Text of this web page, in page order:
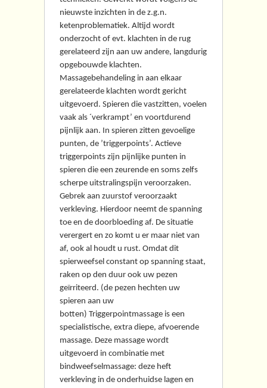
nieuwste inzichten in de z.g.n.
ketenproblematiek. Altijd wordt
onderzocht of evt. klachten in de rug
gerelateerd zijn aan uw andere, langdurig
opgebouwde klachten.
Massagebehandeling in aan elkaar
gerelateerde klachten wordt gericht
uitgevoerd. Spieren die vastzitten, voelen
vaak als ´verkrampt’ en voortdurend
pijnlijk aan. In spieren zitten gevoelige
punten, de ’triggerpoints’. Actieve
triggerpoints zijn pijnlijke punten in
spieren die een zeurende en soms zelfs
scherpe uitstralingspijn veroorzaken.
Gebrek aan zuurstof veroorzaakt
verkleving. Hierdoor neemt de spanning
toe en de doorbloeding af. De situatie
verergert en zo komt u er maar niet van
af, ook al houdt u rust. Omdat dit
spierweefsel constant op spanning staat,
raken op den duur ook uw pezen
geïrriteerd. (de pezen hechten uw
spieren aan uw
botten) Triggerpointmassage is een
specialistische, extra diepe, afvoerende
massage. Deze massage wordt
uitgevoerd in combinatie met
bindweefselmassage: deze heft
verkleving in de onderhuidse lagen en